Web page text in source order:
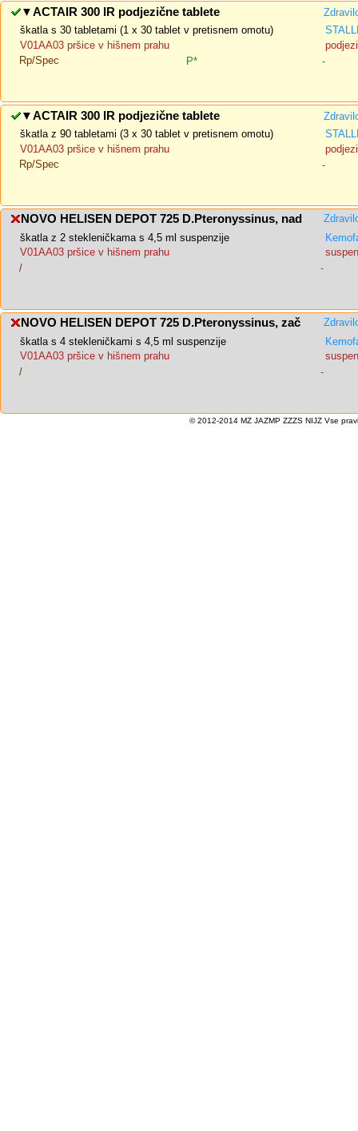
▼ACTAIR 300 IR podjezične tablete
škatla s 30 tabletami (1 x 30 tablet v pretisnem omotu)
V01AA03 pršice v hišnem prahu
Rp/Spec
P* -
▼ACTAIR 300 IR podjezične tablete
škatla z 90 tabletami (3 x 30 tablet v pretisnem omotu)
V01AA03 pršice v hišnem prahu
Rp/Spec
-
NOVO HELISEN DEPOT 725 D.Pteronyssinus, nad
škatla z 2 stekleničkama s 4,5 ml suspenzije
V01AA03 pršice v hišnem prahu
/
-
NOVO HELISEN DEPOT 725 D.Pteronyssinus, zač
škatla s 4 stekleničkami s 4,5 ml suspenzije
V01AA03 pršice v hišnem prahu
/
-
© 2012-2014 MZ JAZMP ZZZS NIJZ Vse